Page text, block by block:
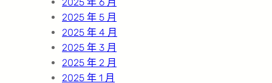
2025 年 5 月
2025 年 4 月
2025 年 3 月
2025 年 2 月
2025 年 1 月